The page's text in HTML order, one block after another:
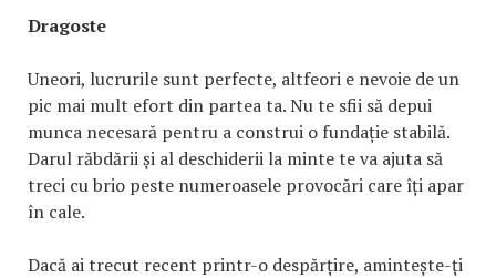
Dragoste
Uneori, lucrurile sunt perfecte, altfeori e nevoie de un
pic mai mult efort din partea ta. Nu te sfii să depui
munca necesară pentru a construi o fundație stabilă.
Darul răbdării și al deschiderii la minte te va ajuta să
treci cu brio peste numeroasele provocări care îți apar
în cale.
Dacă ai trecut recent printr-o despărțire, amintește-ți